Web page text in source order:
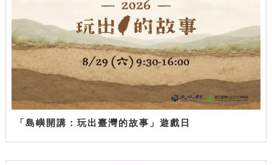
「島嶼開講：玩出臺灣的故事」遊戲日